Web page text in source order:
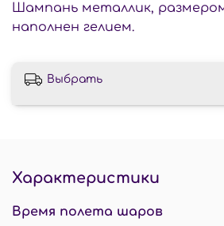
Шампань металлик,
наполнен гелием.
Выбрать
Характеристики
Время полета шаров